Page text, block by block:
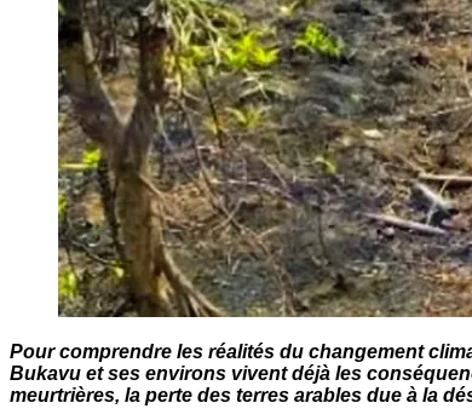
Pour comprendre les réalités du changement
Bukavu et ses environs vivent déjà les
meurtrières, la perte des terres arables due à la